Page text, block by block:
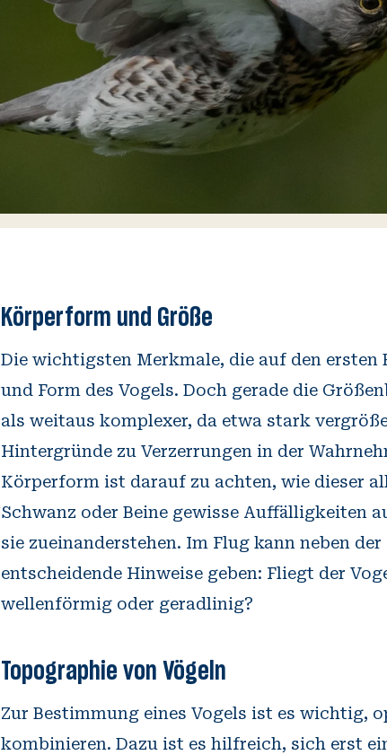
Körperform und Größe
Die wichtigsten Merkmale, die auf den ersten
und Form des Vogels. Doch gerade die
als weitaus komplexer, da etwa stark
Hintergründe zu Verzerrungen in der
Körperform ist darauf zu achten, wie dieser
Schwanz oder Beine gewisse Auffälligkeiten
sie zueinanderstehen. Im Flug kann neben
entscheidende Hinweise geben: Fliegt der
wellenförmig oder geradlinig?
Topographie von Vögeln
Zur Bestimmung eines Vogels ist es wichtig,
kombinieren. Dazu ist es hilfreich, sich erst